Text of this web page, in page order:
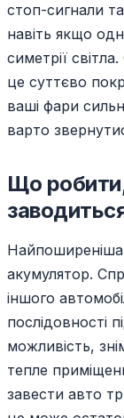
стоп-сигнали та
навіть якщо
симетрії
це суттєво
ваші фари
варто
Що
акумулятор.
іншого
послідовності
можливість,
тепле
завести авто